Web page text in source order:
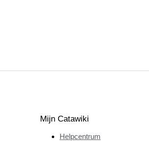
Mijn Catawiki
Helpcentrum